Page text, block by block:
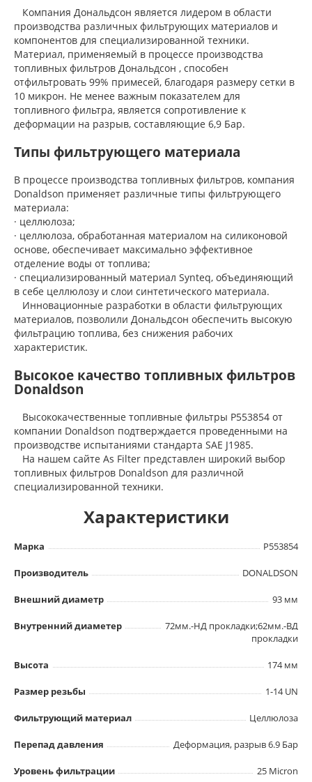
Компания Дональдсон является лидером в области
производства различных фильтрующих материалов и
компонентов для специализированной техники.
Материал, применяемый в процессе производства
топливных фильтров Дональдсон , способен
отфильтровать 99% примесей, благодаря размеру сетки в
10 микрон. Не менее важным показателем для
топливного фильтра, является сопротивление к
деформации на разрыв, составляющие 6,9 Бар.
Типы фильтрующего материала
В процессе производства топливных фильтров, компания
Donaldson применяет различные типы фильтрующего
материала:
· целлюлоза;
· целлюлоза, обработанная материалом на силиконовой
основе, обеспечивает максимально эффективное
отделение воды от топлива;
· специализированный материал Synteq, объединяющий
в себе целлюлозу и слои синтетического материала.
Инновационные разработки в области фильтрующих
материалов, позволили Дональдсон обеспечить высокую
фильтрацию топлива, без снижения рабочих
характеристик.
Высокое качество топливных фильтров
Donaldson
Высококачественные топливные фильтры P553854 от
компании Donaldson подтверждается проведенными на
производстве испытаниями стандарта SAE J1985.
На нашем сайте As Filter представлен широкий выбор
топливных фильтров Donaldson для различной
специализированной техники.
Характеристики
Марка P553854
Производитель DONALDSON
Внешний диаметр 93 мм
Внутренний диаметер
72мм.-НД прокладки;62мм.-ВД
прокладки
Высота 174 мм
Размер резьбы 1-14 UN
Фильтрующий материал Целлюлоза
Перепад давления Деформация, разрыв 6.9 Бар
Уровень фильтрации 25 Micron